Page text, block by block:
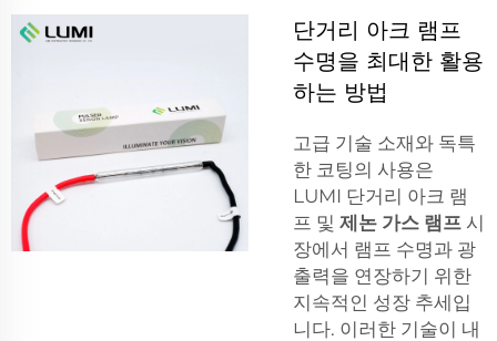
단거리 아크 램프
수명을 최대한 활용
하는 방법
고급 기술 소재와 독특
한 코팅의 사용은
LUMI 단거리 아크 램
프 및 제논 가스 램프 시
장에서 램프 수명과 광
출력을 연장하기 위한
지속적인 성장 추세입
니다. 이러한 기술이 내